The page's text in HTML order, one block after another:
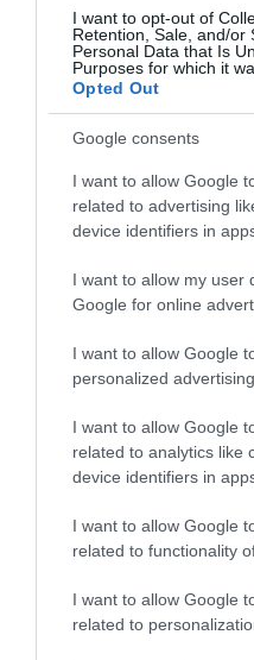
I want to opt-out of
Retention, Sale, and/or
Personal Data that Is
Purposes for which it
Opted Out
Google consents
I want to allow Google
related to advertising
device identifiers in
I want to allow my user
Google for online
I want to allow Google
personalized advertising.
I want to allow Google
related to analytics like
device identifiers in
I want to allow Google
related to functionality
I want to allow Google
related to
idézi az MTI a
Olvasd el ezt is!
Európa legolcsóbb
View this